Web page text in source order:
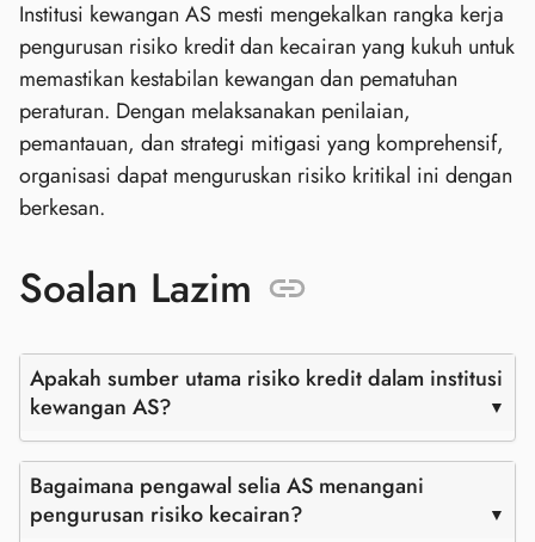
Institusi kewangan AS mesti mengekalkan rangka kerja
pengurusan risiko kredit dan kecairan yang kukuh untuk
memastikan kestabilan kewangan dan pematuhan
peraturan. Dengan melaksanakan penilaian,
pemantauan, dan strategi mitigasi yang komprehensif,
organisasi dapat menguruskan risiko kritikal ini dengan
berkesan.
Soalan Lazim
Apakah sumber utama risiko kredit dalam institusi
kewangan AS?
Bagaimana pengawal selia AS menangani
pengurusan risiko kecairan?